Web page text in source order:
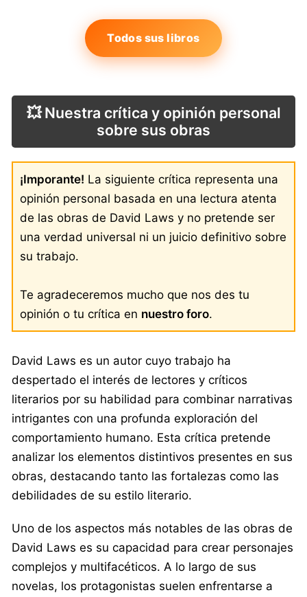
Todos sus libros
💥 Nuestra crítica y opinión personal
sobre sus obras
¡Imporante! La siguiente crítica representa una
opinión personal basada en una lectura atenta
de las obras de David Laws y no pretende ser
una verdad universal ni un juicio definitivo sobre
su trabajo.
Te agradeceremos mucho que nos des tu
opinión o tu crítica en nuestro foro.
David Laws es un autor cuyo trabajo ha
despertado el interés de lectores y críticos
literarios por su habilidad para combinar narrativas
intrigantes con una profunda exploración del
comportamiento humano. Esta crítica pretende
analizar los elementos distintivos presentes en sus
obras, destacando tanto las fortalezas como las
debilidades de su estilo literario.
Uno de los aspectos más notables de las obras de
David Laws es su capacidad para crear personajes
complejos y multifacéticos. A lo largo de sus
novelas, los protagonistas suelen enfrentarse a